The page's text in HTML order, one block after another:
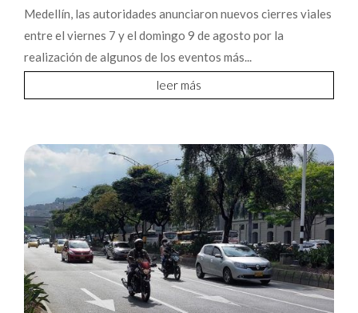
Medellín, las autoridades anunciaron nuevos cierres viales
entre el viernes 7 y el domingo 9 de agosto por la
realización de algunos de los eventos más...
leer más